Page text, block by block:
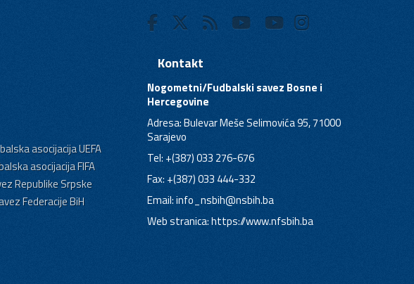
asocijacija UEFA
asocijacija FIFA
Republike Srpske
Federacije BiH
Kontakt
Nogometni/Fudbalski savez Bosne i
Hercegovine
Adresa: Bulevar Meše Selimovića 95, 71000
Sarajevo
Tel: +(387) 033 276-676
Fax: +(387) 033 444-332
Email:info_nsbih@nsbih.ba
Web stranica: https://www.nfsbih.ba